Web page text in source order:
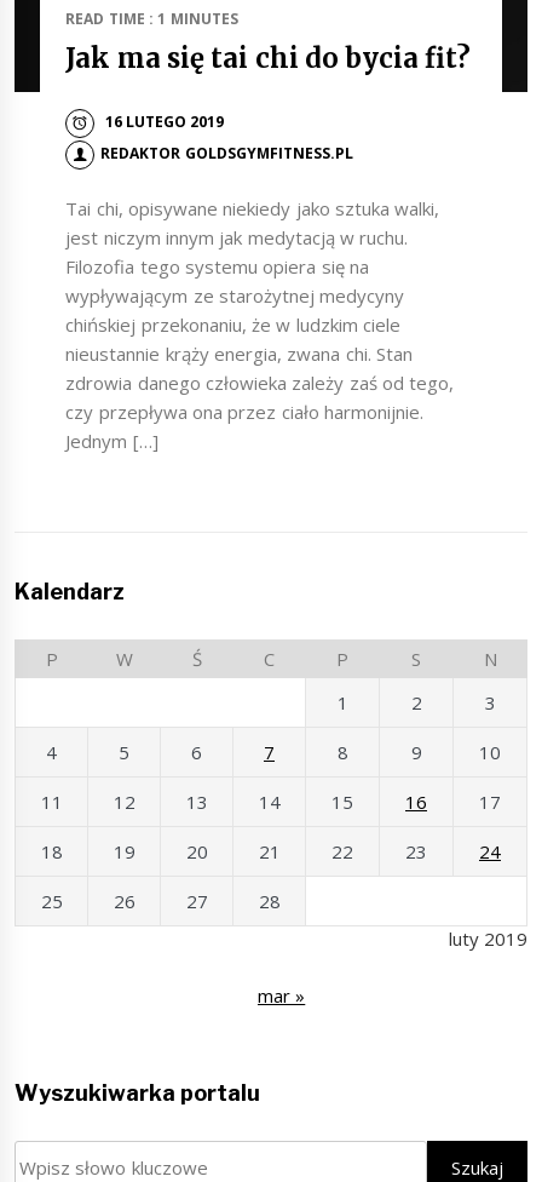
READ TIME : 1 MINUTES
Jak ma się tai chi do bycia fit?
16 LUTEGO 2019
REDAKTOR GOLDSGYMFITNESS.PL
Tai chi, opisywane niekiedy jako sztuka walki,
jest niczym innym jak medytacją w ruchu.
Filozofia tego systemu opiera się na
wypływającym ze starożytnej medycyny
chińskiej przekonaniu, że w ludzkim ciele
nieustannie krąży energia, zwana chi. Stan
zdrowia danego człowieka zależy zaś od tego,
czy przepływa ona przez ciało harmonijnie.
Jednym […]
Kalendarz
luty 2019
P W Ś C P S
N
1
2 3
4 5 6 7 8 9 10
11 12 13 14 15 16 17
18 19 20 21 22 23 24
25 26 27 28
mar »
Wyszukiwarka portalu
Szukaj